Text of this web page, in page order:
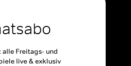
alle Freitags- und
live & exklusiv